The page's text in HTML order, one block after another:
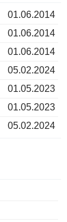
01.06.2014
01.06.2014
01.06.2014
05.02.2024
01.05.2023
01.05.2023
05.02.2024